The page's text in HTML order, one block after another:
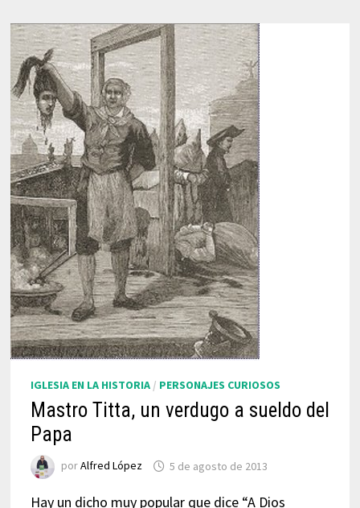
IGLESIA EN LA HISTORIA/ PERSONAJES CURIOSOS
Mastro Titta, un verdugo a sueldo del
Papa
porAlfred López 5 de agosto de 2013
Hay un dicho muy popular que dice “A Dios